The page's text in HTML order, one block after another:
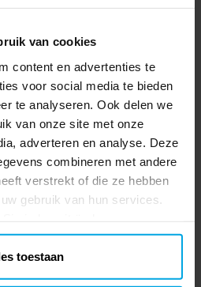
van cookies
content en advertenties te
voor social media te bieden
te analyseren. Ook delen we
van onze site met onze
adverteren en analyse. Deze
combineren met andere
verstrekt of die ze hebben
gebruik van hun services.
toestaan
Ballonnen - Roze 10
Prijs:€ 2,19
€ 2,19